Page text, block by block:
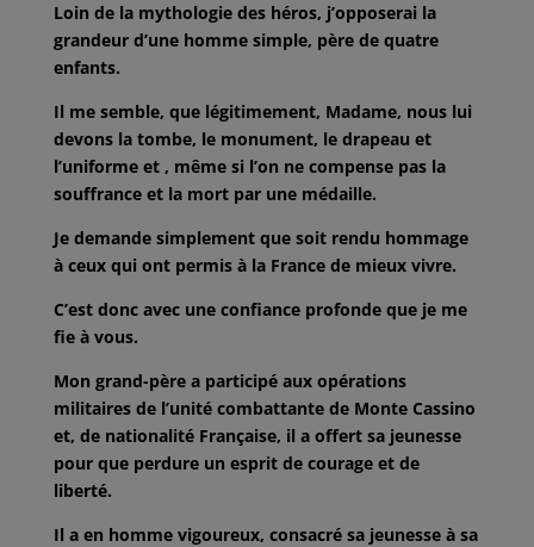
Loin de la mythologie des héros, j’opposerai la
grandeur d’une homme simple, père de quatre
enfants.
Il me semble, que légitimement, Madame, nous lui
devons la tombe, le monument, le drapeau et
l’uniforme et , même si l’on ne compense pas la
souffrance et la mort par une médaille.
Je demande simplement que soit rendu hommage
à ceux qui ont permis à la France de mieux vivre.
C’est donc avec une confiance profonde que je me
fie à vous.
Mon grand-père a participé aux opérations
militaires de l’unité combattante de Monte Cassino
et, de nationalité Française, il a offert sa jeunesse
pour que perdure un esprit de courage et de
liberté.
Il a en homme vigoureux, consacré sa jeunesse à sa